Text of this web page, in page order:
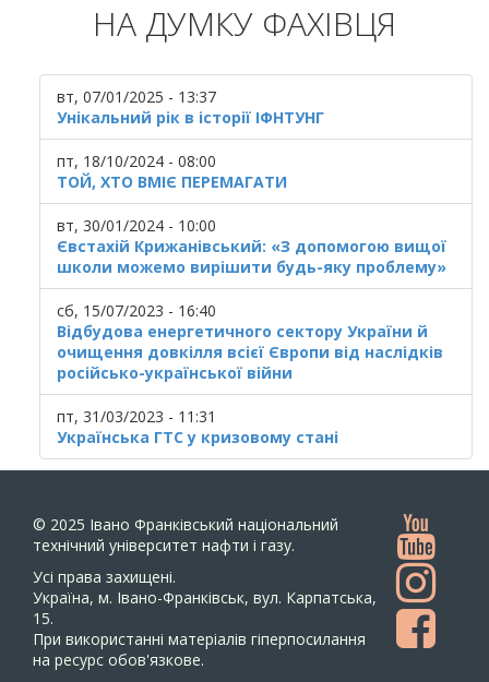
НА ДУМКУ ФАХІВЦЯ
вт, 07/01/2025 - 13:37
Унікальний рік в історії ІФНТУНГ
пт, 18/10/2024 - 08:00
ТОЙ, ХТО ВМІЄ ПЕРЕМАГАТИ
вт, 30/01/2024 - 10:00
Євстахій Крижанівський: «З допомогою вищої
школи можемо вирішити будь-яку проблему»
сб, 15/07/2023 - 16:40
Відбудова енергетичного сектору України й
очищення довкілля всієї Європи від наслідків
російсько-української війни
пт, 31/03/2023 - 11:31
Українська ГТС у кризовому стані
© 2025 Івано Франківський національний
технічний університет нафти і газу.
Усi права захищенi.
Україна, м. Івано-Франківськ, вул. Карпатська,
15.
При використанні матеріалів гіперпосилання
на ресурс обов'язкове.